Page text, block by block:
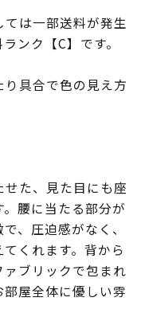
は一部送料が発生
ンク【C】です。
具合で色の見え方
た、見た目にも座
腰に当たる部分が
、圧迫感がなく、
くれます。背から
ブリックで包まれ
屋全体に優しい雰